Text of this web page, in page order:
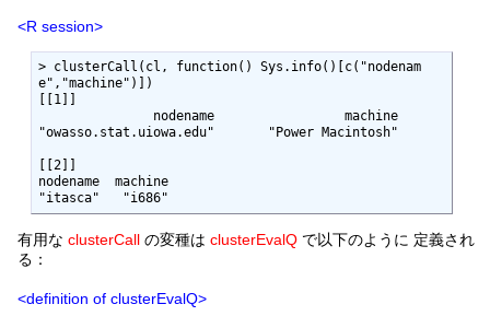
<R session>
> clusterCall(cl, function() Sys.info()[c("nodenam
e","machine")])
[[1]]
"owasso.stat.uiowa.edu"       "Power Macintosh"
[[2]]
nodename  machine
"itasca"   "i686"
有用なclusterCall の変種はclusterEvalQ で以下のように 定義され
る：
<definition of clusterEvalQ>